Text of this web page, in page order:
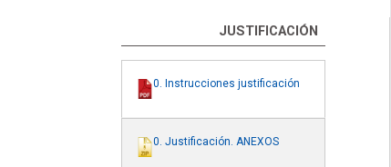
JUSTIFICACIÓN
0. Instrucciones justificación
0. Justificación. ANEXOS